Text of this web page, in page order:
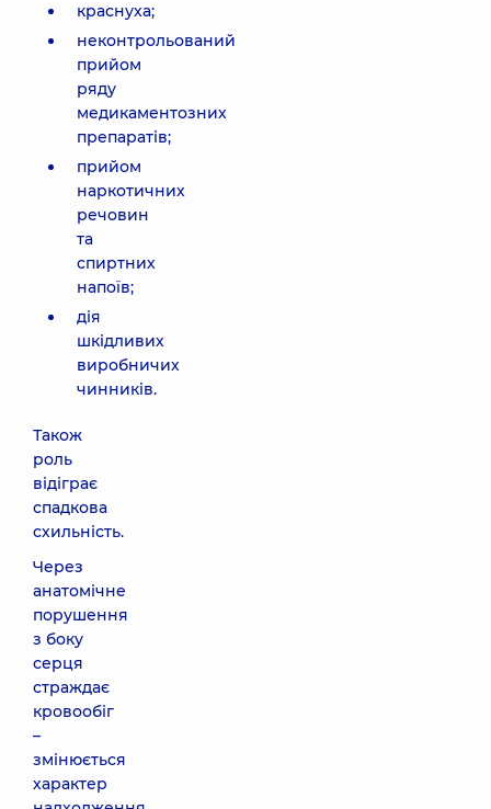
краснуха;
неконтрольований
прийом
ряду
медикаментозних
препаратів;
прийом
наркотичних
речовин
та
спиртних
напоїв;
дія
шкідливих
виробничих
чинників.
Також
роль
відіграє
спадкова
схильність.
Через
анатомічне
порушення
з боку
серця
страждає
кровообіг
–
змінюється
характер